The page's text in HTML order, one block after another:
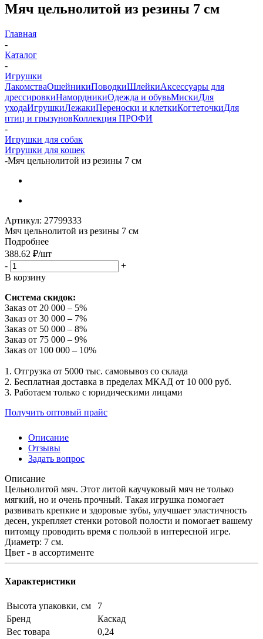
Мяч цельнолитой из резины 7 см
Главная
-
Каталог
-
Игрушки
ЛакомстваОшейникиПоводкиШлейкиАксессуары для
дрессировкиНамордникиОдежда и обувьМискиДля
уходаИгрушкиЛежакиПереноски и клеткиКогтеточкиДля
птиц и грызуновКоллекция ПРОФИ
-
Игрушки для собак
Игрушки для кошек
-Мяч цельнолитой из резины 7 см
Артикул: 27799333
Мяч цельнолитой из резины 7 см
Подробнее
388.62 ₽/шт
-
+
В корзину
Система скидок:
Заказ от 20 000 – 5%
Заказ от 30 000 – 7%
Заказ от 50 000 – 8%
Заказ от 75 000 – 9%
Заказ от 100 000 – 10%
1. Отгрузка от 5000 тыс. самовывоз со склада
2. Бесплатная доставка в пределах МКАД от 10 000 руб.
3. Работаем только с юридическими лицами
Получить оптовый прайс
Описание
Отзывы
Задать вопрос
Описание
Цельнолитой мяч. Этот литой каучуковый мяч не только
мягкий, но и очень прочный. Такая игрушка помогает
развивать крепкие и здоровые зубы, улучшает эластичность
десен, укрепляет стенки ротовой полости и помогает вашему
питомцу проводить время с пользой в интересной игре.
Диаметр: 7 см.
Цвет - в ассортименте
Характеристики
Высота упаковки, см
7
Бренд
Каскад
Вес товара
0,24